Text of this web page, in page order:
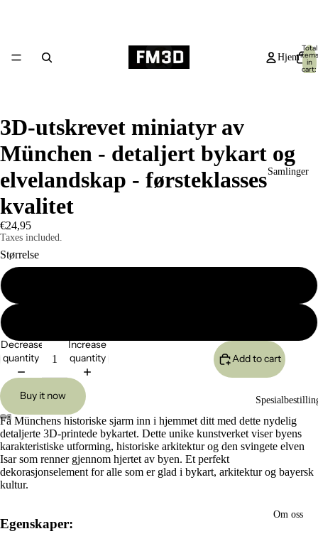
Hjem
Samlinger
Om oss
Total
items
in
cart:
0
Open
image
in
full
screen
Open
image
in
full
screen
Open
image
in
full
screen
Open
image
in
full
screen
3D-utskrevet miniatyr av
München - detaljert bykart og
elvelandskap - førsteklasses
kvalitet
€24,95
Taxes included.
Størrelse
Decrease
quantity
Increase
quantity
Add to cart
Buy it now
Få Münchens historiske sjarm inn i hjemmet ditt med dette nydelig
detaljerte 3D-printede bykartet. Dette unike kunstverket viser byens
karakteristiske utforming, historiske arkitektur og den svingete elven
Isar som renner gjennom hjertet av byen. Et perfekt
dekorasjonselement for alle som er glad i bykart, arkitektur og bayersk
kultur.
Egenskaper: